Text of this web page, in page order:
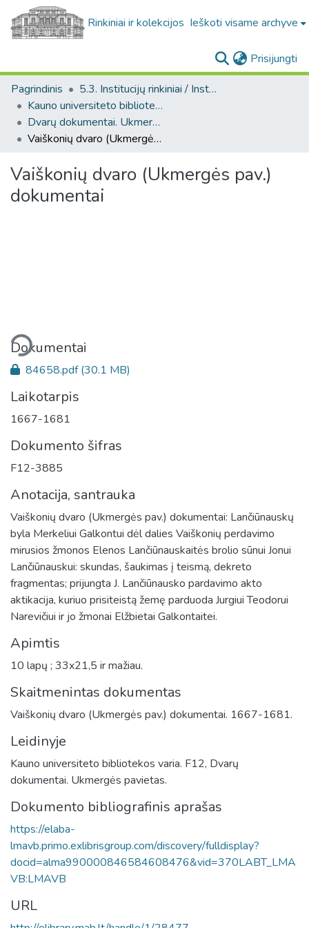
Rinkiniai ir kolekcijos Ieškoti visame archyve
Prisijungti
Pagrindinis
5.3. Institucijų rinkiniai / Institutional collections
Kauno universiteto bibliotekos varia. F12
Dvarų dokumentai. Ukmergės pavietas (Kauno universiteto bibliotekos varia. F12)
Vaiškonių dvaro (Ukmergės pav.) dokumentai
Vaiškonių dvaro (Ukmergės pav.)
dokumentai
Dokumentai
84658.pdf(30.1 MB)
Laikotarpis
1667-1681
Dokumento šifras
F12-3885
Anotacija, santrauka
Vaiškonių dvaro (Ukmergės pav.) dokumentai: Lančiūnauskų
byla Merkeliui Galkontui dėl dalies Vaiškonių perdavimo
mirusios žmonos Elenos Lančiūnauskaitės brolio sūnui Jonui
Lančiūnauskui: skundas, šaukimas į teismą, dekreto
fragmentas; prijungta J. Lančiūnausko pardavimo akto
aktikacija, kuriuo prisiteistą žemę parduoda Jurgiui Teodorui
Narevičiui ir jo žmonai Elžbietai Galkontaitei.
Apimtis
10 lapų ; 33x21,5 ir mažiau.
Skaitmenintas dokumentas
Vaiškonių dvaro (Ukmergės pav.) dokumentai. 1667-1681.
Leidinyje
Kauno universiteto bibliotekos varia. F12, Dvarų
dokumentai. Ukmergės pavietas.
Dokumento bibliografinis aprašas
https://elaba-
lmavb.primo.exlibrisgroup.com/discovery/fulldisplay?
docid=alma990000846584608476&vid=370LABT_LMA
VB:LMAVB
URL